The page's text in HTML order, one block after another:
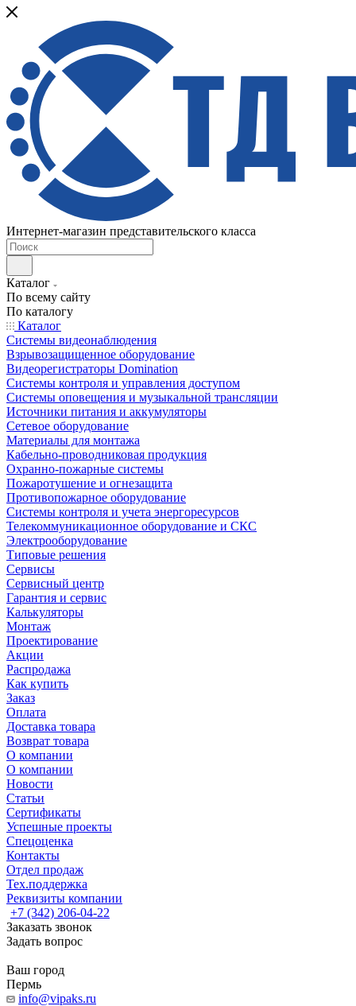
Интернет-магазин представительского класса
Каталог
По всему сайту
По каталогу
Каталог
Системы видеонаблюдения
Взрывозащищенное оборудование
Видеорегистраторы Domination
Системы контроля и управления доступом
Системы оповещения и музыкальной трансляции
Источники питания и аккумуляторы
Сетевое оборудование
Материалы для монтажа
Кабельно-проводниковая продукция
Охранно-пожарные системы
Пожаротушение и огнезащита
Противопожарное оборудование
Системы контроля и учета энергоресурсов
Телекоммуникационное оборудование и СКС
Электрооборудование
Типовые решения
Сервисы
Сервисный центр
Гарантия и сервис
Калькуляторы
Монтаж
Проектирование
Акции
Распродажа
Как купить
Заказ
Оплата
Доставка товара
Возврат товара
О компании
О компании
Новости
Статьи
Сертификаты
Успешные проекты
Спецоценка
Контакты
Отдел продаж
Тех.поддержка
Реквизиты компании
+7 (342) 206-04-22
Заказать звонок
Задать вопрос
Ваш город
Пермь
info@vipaks.ru